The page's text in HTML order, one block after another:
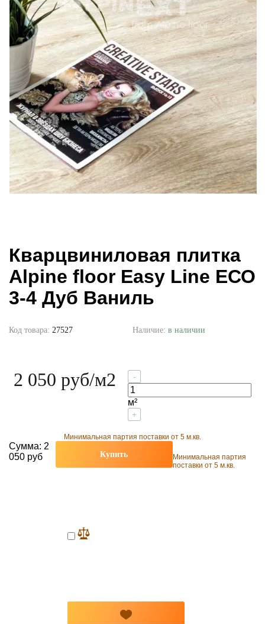
Кварцвиниловая плитка
Alpine floor Easy Line ЕСО
3-4 Дуб Ваниль
Код товара: 27527 Наличие: в наличии
2 050 руб/м2 -
м²
+
Минимальная партия поставки от 5 м.кв.
Сумма: 2
050 руб
Купить
Минимальная партия
поставки от 5 м.кв.